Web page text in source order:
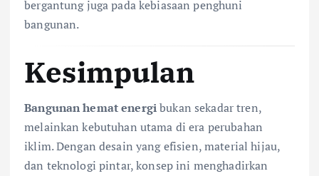
bergantung juga pada kebiasaan penghuni
bangunan.
Kesimpulan
Bangunan hemat energibukan sekadar tren,
melainkan kebutuhan utama di era perubahan
iklim. Dengan desain yang efisien, material hijau,
dan teknologi pintar, konsep ini menghadirkan